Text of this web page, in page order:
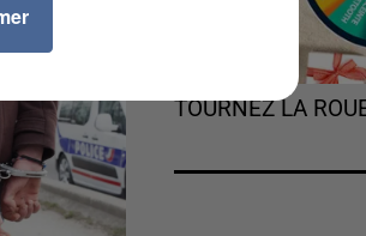
TOURNEZ LA